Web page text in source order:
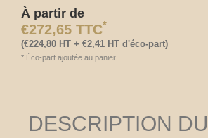
À partir de
€272,65 TTC*
(€224,80 HT + €2,41 HT d'éco-part)
* Éco-part ajoutée au panier.
DESCRIPTION DU